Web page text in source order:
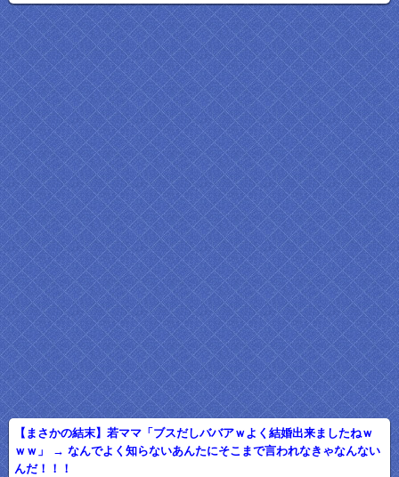
【まさかの結末】若ママ「ブスだしババアｗよく結婚出来ましたねｗ
ｗｗ」 → なんでよく知らないあんたにそこまで言われなきゃなんない
んだ！！！